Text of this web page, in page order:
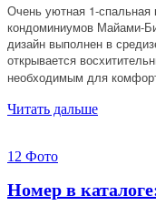
Очень уютная 1-спальная
кондоминиумов Майами-
дизайн выполнен в
открывается
необходимым для
Читать дальше
12 Фото
Номер в